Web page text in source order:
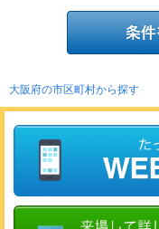
大阪府の市区町村から探す